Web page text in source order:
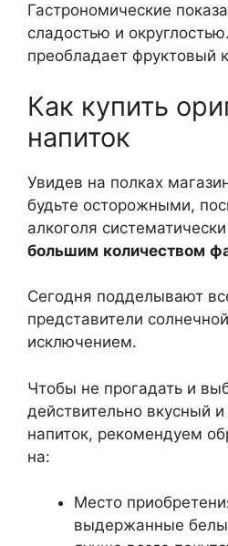
Гастрономические
сладостью и
преобладает фруктовый
Как купить
напиток
Увидев на полках
будьте осторожными,
алкоголя
большим количеством
Сегодня подделывают
представители
исключением.
Чтобы не прогадать и
действительно вкусный
напиток, рекомендуем
на:
Место
выдержанные